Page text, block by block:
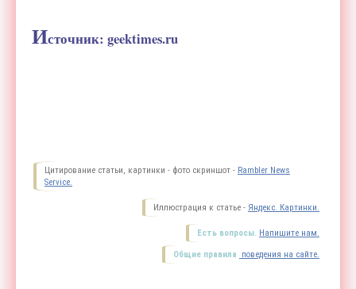
Источник: geektimes.ru
Цитирование статьи, картинки - фото скриншот - Rambler News
Service.
Иллюстрация к статье - Яндекс. Картинки.
Есть вопросы. Напишите нам.
Общие правила поведения на сайте.